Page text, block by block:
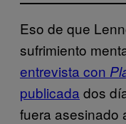
Eso de que
sufrimiento
entrevista con
publicada dos
fuera asesinado